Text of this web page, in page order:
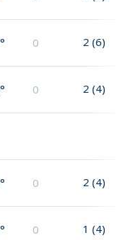
0 2 (6)
0 2 (4)
0 2 (4)
0 1 (4)